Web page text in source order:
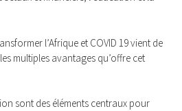
l’Afrique et COVID 19 vient de
multiples avantages qu’offre cet
sont des éléments centraux pour